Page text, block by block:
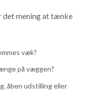
det mening at tænke
væk?
på væggen?
åben udstilling eller